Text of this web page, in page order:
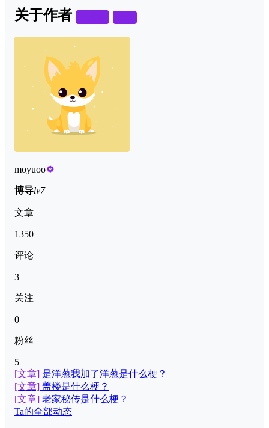
关于作者
moyuoo
博导lv7
文章
1350
评论
3
关注
0
粉丝
5
[文章] 是洋葱我加了洋葱是什么梗？
[文章] 盖楼是什么梗？
[文章] 老家秘传是什么梗？
Ta的全部动态